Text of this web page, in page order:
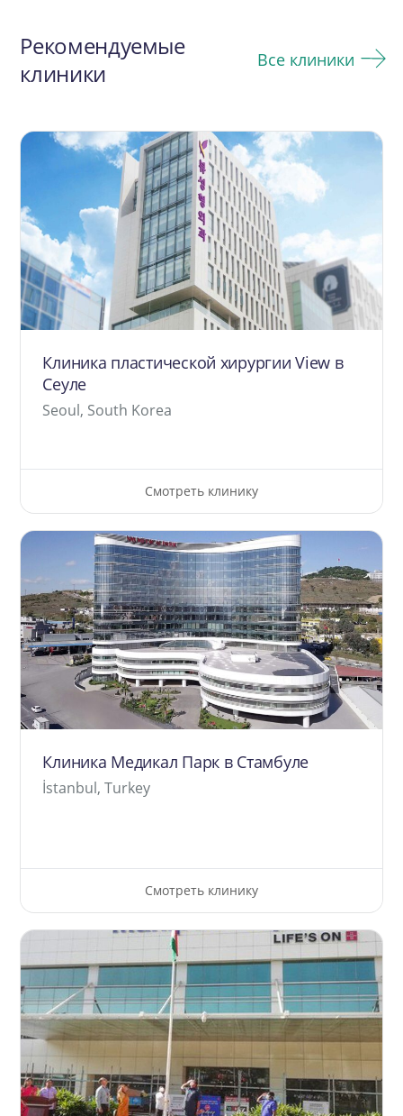
записям
Рекомендуемые
клиники
Все клиники
Клиника пластической хирургии View в
Сеуле
Seoul, South Korea
Смотреть клинику
Клиника Медикал Парк в Стамбуле
İstanbul, Turkey
Смотреть клинику